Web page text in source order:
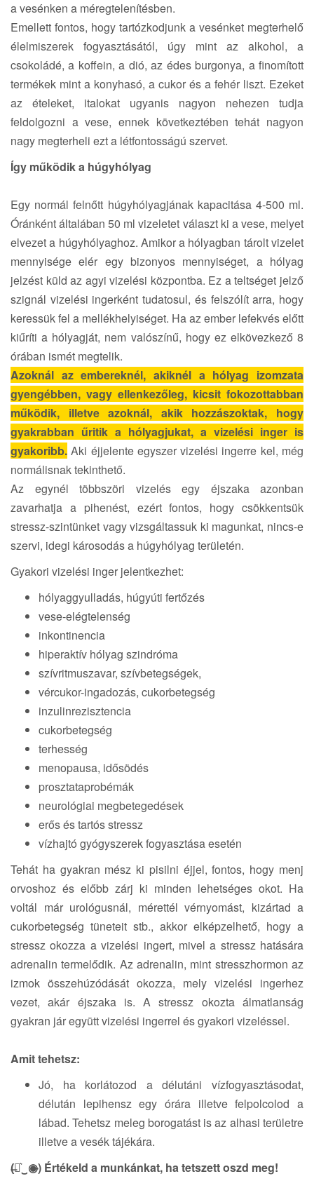
a vesénken a méregtelenítésben.
Emellett fontos, hogy tartózkodjunk a vesénket megterhelő
élelmiszerek fogyasztásától, úgy mint az alkohol, a
csokoládé, a koffein, a dió, az édes burgonya, a finomított
termékek mint a konyhasó, a cukor és a fehér liszt. Ezeket
az ételeket, italokat ugyanis nagyon nehezen tudja
feldolgozni a vese, ennek következtében tehát nagyon
nagy megterheli ezt a létfontosságú szervet.
Így működik a húgyhólyag
Egy normál felnőtt húgyhólyagjának kapacitása 4-500 ml.
Óránként általában 50 ml vizeletet választ ki a vese, melyet
elvezet a húgyhólyaghoz. Amikor a hólyagban tárolt vizelet
mennyisége elér egy bizonyos mennyiséget, a hólyag
jelzést küld az agyi vizelési központba. Ez a teltséget jelző
szignál vizelési ingerként tudatosul, és felszólít arra, hogy
keressük fel a mellékhelyiséget. Ha az ember lefekvés előtt
kiűríti a hólyagját, nem valószínű, hogy ez elkövezkező 8
órában ismét megtelik.
Azoknál az embereknél, akiknél a hólyag izomzata
gyengébben, vagy ellenkezőleg, kicsit fokozottabban
működik, illetve azoknál, akik hozzászoktak, hogy
gyakrabban űritik a hólyagjukat, a vizelési inger is
gyakoribb. Aki éjjelente egyszer vizelési ingerre kel, még
normálisnak tekinthető.
Az egynél többszöri vizelés egy éjszaka azonban
zavarhatja a pihenést, ezért fontos, hogy csökkentsük
stressz-szintünket vagy vizsgáltassuk ki magunkat, nincs-e
szervi, idegi károsodás a húgyhólyag területén.
Gyakori vizelési inger jelentkezhet:
hólyaggyulladás, húgyúti fertőzés
vese-elégtelenség
inkontinencia
hiperaktív hólyag szindróma
szívritmuszavar, szívbetegségek,
vércukor-ingadozás, cukorbetegség
inzulinrezisztencia
cukorbetegség
terhesség
menopausa, idősödés
prosztataprobémák
neurológiai megbetegedések
erős és tartós stressz
vízhajtó gyógyszerek fogyasztása esetén
Tehát ha gyakran mész ki pisilni éjjel, fontos, hogy menj
orvoshoz és előbb zárj ki minden lehetséges okot. Ha
voltál már urológusnál, mérettél vérnyomást, kizártad a
cukorbetegség tüneteit stb., akkor elképzelhető, hogy a
stressz okozza a vizelési ingert, mivel a stressz hatására
adrenalin termelődik. Az adrenalin, mint stresszhormon az
izmok összehúzódását okozza, mely vizelési ingerhez
vezet, akár éjszaka is. A stressz okozta álmatlanság
gyakran jár együtt vizelési ingerrel és gyakori vizeléssel.
Amit tehetsz:
Jó, ha korlátozod a délutáni vízfogyasztásodat,
délután lepihensz egy órára illetve felpolcolod a
lábad. Tehetsz meleg borogatást is az alhasi területre
illetve a vesék tájékára.
(̶◉͛‿◉̶) Értékeld a munkánkat, ha tetszett oszd meg!